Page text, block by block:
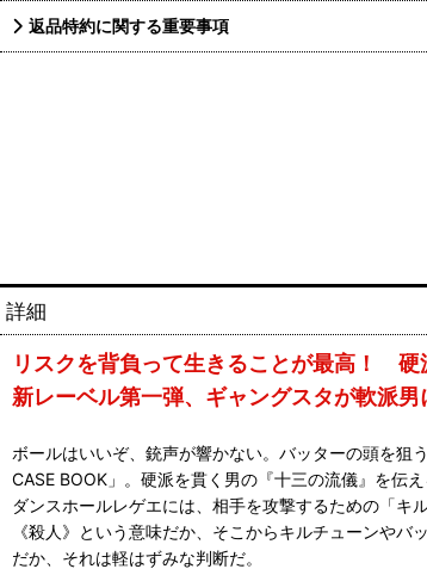
返品特約に関する重要事項
詳細
リスクを背負って生きることが最高！ 硬
新レーベル第一弾、ギャングスタが軟派男
ボールはいいぞ、銃声が響かない。バッターの頭を狙
CASE BOOK」。硬派を貫く男の『十三の流儀』を伝
ダンスホールレゲエには、相手を攻撃するための「
《殺人》という意味だか、そこからキルチューンや
だか、それは軽はずみな判断だ。